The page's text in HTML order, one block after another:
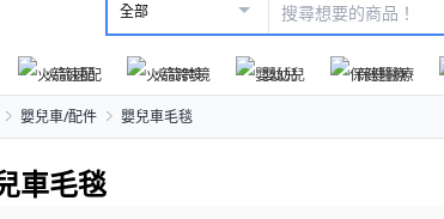
全部
火箭速配 火箭跨境 嬰幼兒 保健醫療
嬰兒車/配件 嬰兒車毛毯
車毛毯